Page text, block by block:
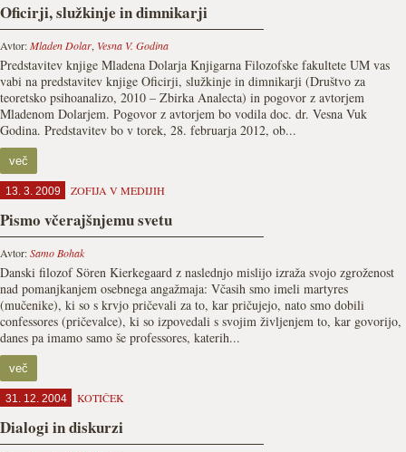
Oficirji, služkinje in dimnikarji
Avtor:Mladen Dolar, Vesna V. Godina
Predstavitev knjige Mladena Dolarja Knjigarna Filozofske fakultete UM vas
vabi na predstavitev knjige Oficirji, služkinje in dimnikarji (Društvo za
teoretsko psihoanalizo, 2010 – Zbirka Analecta) in pogovor z avtorjem
Mladenom Dolarjem. Pogovor z avtorjem bo vodila doc. dr. Vesna Vuk
Godina. Predstavitev bo v torek, 28. februarja 2012, ob...
več
13. 3. 2009 ZOFIJA V MEDIJIH
Pismo včerajšnjemu svetu
Avtor:Samo Bohak
Danski filozof Sören Kierkegaard z naslednjo mislijo izraža svojo zgroženost
nad pomanjkanjem osebnega angažmaja: Včasih smo imeli martyres
(mučenike), ki so s krvjo pričevali za to, kar pričujejo, nato smo dobili
confessores (pričevalce), ki so izpovedali s svojim življenjem to, kar govorijo,
danes pa imamo samo še professores, katerih...
več
31. 12. 2004 KOTIČEK
Dialogi in diskurzi